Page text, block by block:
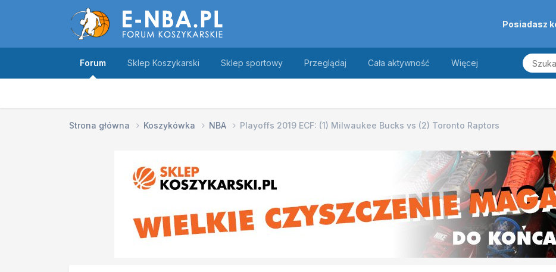
Posiadasz
Forum Sklep Koszykarski Sklep sportowy Przeglądaj Cała aktywność Więcej
Strona główna Koszykówka NBA Playoffs 2019 ECF: (1) Milwaukee Bucks vs (2) Toronto Raptors